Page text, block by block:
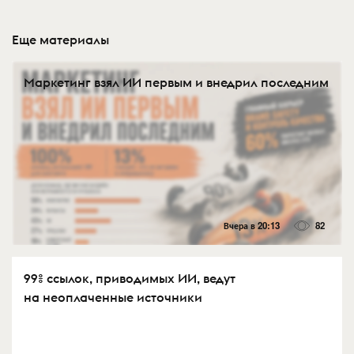
Еще материалы
Маркетинг взял ИИ первым и внедрил последним
Вчера в 20:13 82
99% ссылок, приводимых ИИ, ведут
на неоплаченные источники